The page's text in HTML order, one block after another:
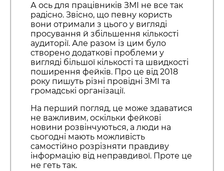
А ось для працівників ЗМІ не все так
радісно. Звісно, що певну користь
вони отримали з цього у вигляді
просування й збільшення кількості
аудиторії. Але разом із цим було
створено додаткові проблеми у
вигляді більшої кількості та швидкості
поширення фейків. Про це від 2018
року пишуть різні провідні ЗМІ та
громадські організації.
На перший погляд, це може здаватися
не важливим, оскільки фейкові
новини розвінчуються, а люди на
сьогодні мають можливість
самостійно розрізняти правдиву
інформацію від неправдивої. Проте це
не геть так.